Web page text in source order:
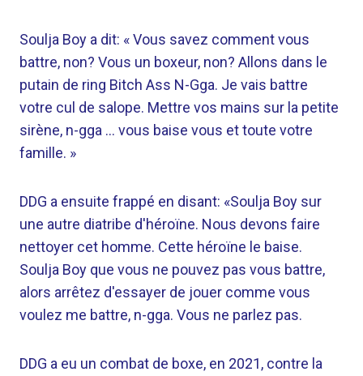
Soulja Boy a dit: « Vous savez comment vous
battre, non? Vous un boxeur, non? Allons dans le
putain de ring Bitch Ass N-Gga. Je vais battre
votre cul de salope. Mettre vos mains sur la petite
sirène, n-gga … vous baise vous et toute votre
famille. »
DDG a ensuite frappé en disant: «Soulja Boy sur
une autre diatribe d'héroïne. Nous devons faire
nettoyer cet homme. Cette héroïne le baise.
Soulja Boy que vous ne pouvez pas vous battre,
alors arrêtez d'essayer de jouer comme vous
voulez me battre, n-gga. Vous ne parlez pas.
DDG a eu un combat de boxe, en 2021, contre la